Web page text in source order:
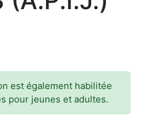
est également habilitée
pour jeunes et adultes.